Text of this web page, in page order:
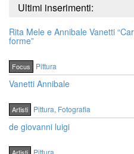
Ultimi inserimenti:
Rita Mele e Annibale Vanetti
forme”
Focus Pittura
Vanetti Annibale
Artisti Pittura, Fotografia
de giovanni luigi
Pittura